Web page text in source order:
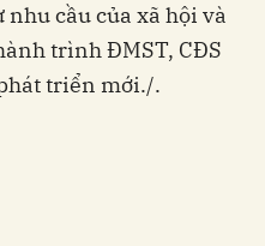
cầu của xã hội và
trình ĐMST, CĐS
triển mới./.